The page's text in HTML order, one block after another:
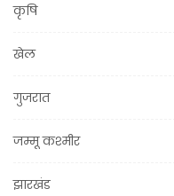
कृषि
खेल
गुजरात
जम्मू कश्मीर
झारखंड